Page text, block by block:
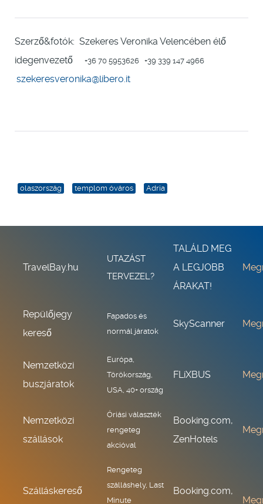
Szerző&fotók: Szekeres Veronika Velencében élő
idegenvezető
+36 70 5953626 +39 339 147 4966
szekeresveronika@libero.it
olaszország templom óváros Adria
TravelBay.hu
UTAZÁST
TERVEZEL?
TALÁLD MEG
A LEGJOBB
ÁRAKAT!
Repülőjegy
kereső
Fapados és
normál járatok
SkyScanner
Nemzetközi
buszjáratok
Európa,
Törökország,
USA, 40+ ország
FLiXBUS
Nemzetközi
szállások
Óriási választék
rengeteg
akcióval
Booking.com,
ZenHotels
Szálláskereső
Rengeteg
szálláshely, Last
Minute
Booking.com,